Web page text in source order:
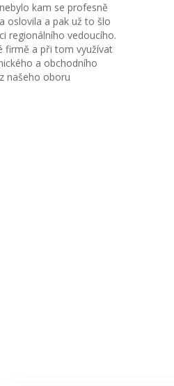
kam se profesně
oslovila a pak už to šlo
regionálního vedoucího.
firmě a při tom využívat
a obchodního
našeho oboru